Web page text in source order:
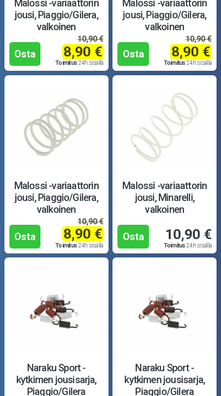
Malossi -variaattorin
jousi, Piaggio/Gilera,
valkoinen
Osta
10,90 €
8,90 €
Toimitus 24h sisällä
Malossi -variaattorin
jousi, Piaggio/Gilera,
valkoinen
Osta
10,90 €
8,90 €
Toimitus 24h sisällä
Malossi -variaattorin
jousi, Piaggio/Gilera,
valkoinen
Osta
10,90 €
8,90 €
Toimitus 24h sisällä
Malossi -variaattorin
jousi, Minarelli,
valkoinen
Osta 10,90 €
Toimitus 24h sisällä
Naraku Sport -
kytkimen jousisarja,
Piaggio/Gilera
Naraku Sport -
kytkimen jousisarja,
Piaggio/Gilera